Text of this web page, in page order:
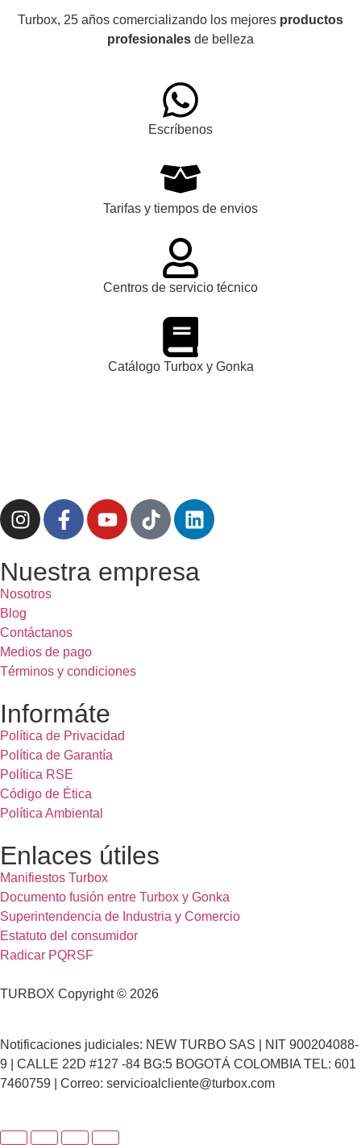
Turbox, 25 años comercializando los mejores productos
profesionales de belleza
Escríbenos
Tarifas y tiempos de envios
Centros de servicio técnico
Catálogo Turbox y Gonka
Nuestra empresa
Nosotros
Blog
Contáctanos
Medios de pago
Términos y condiciones
Informáte
Política de Privacidad
Política de Garantía
Política RSE
Código de Ética
Política Ambiental
Enlaces útiles
Manifiestos Turbox
Documento fusión entre Turbox y Gonka
Superintendencia de Industria y Comercio
Estatuto del consumidor
Radicar PQRSF
TURBOX Copyright © 2026
Notificaciones judiciales: NEW TURBO SAS | NIT 900204088-
9 | CALLE 22D #127 -84 BG:5 BOGOTÁ COLOMBIA TEL: 601
7460759 | Correo: servicioalcliente@turbox.com